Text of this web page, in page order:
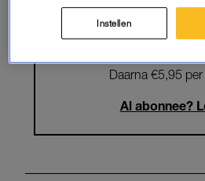
START GRATIS
Daarna €5,95
Al abonnee?
Instellen